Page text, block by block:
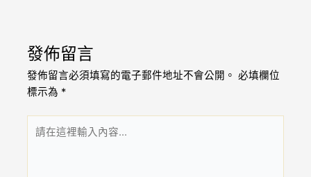
發佈留言
發佈留言必須填寫的電子郵件地址不會公開。 必填欄位
標示為 *
在